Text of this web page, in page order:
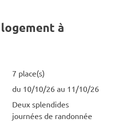
à
7 place(s)
du 10/10/26 au 11/10/26
Deux splendides
journées de randonnée